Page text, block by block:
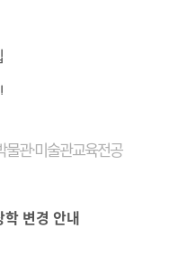
물관·미술관교육전공
변경 안내